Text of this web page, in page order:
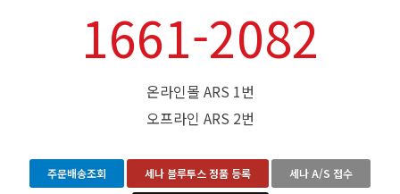
1661-2082
온라인몰 ARS 1번
오프라인 ARS 2번
주문배송조회 세나 블루투스 정품 등록 세나 A/S 접수